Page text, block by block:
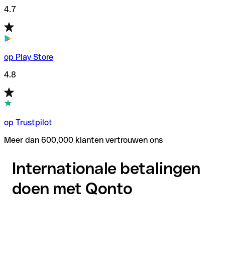
4.7
op Play Store
4.8
op Trustpilot
Meer dan 600,000 klanten vertrouwen ons
Internationale betalingen
doen met Qonto